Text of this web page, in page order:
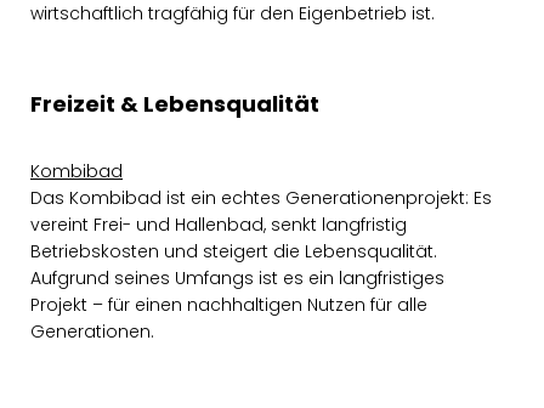
wirtschaftlich tragfähig für den Eigenbetrieb ist.
Freizeit & Lebensqualität
Kombibad
Das Kombibad ist ein echtes Generationenprojekt: Es
vereint Frei- und Hallenbad, senkt langfristig
Betriebskosten und steigert die Lebensqualität.
Aufgrund seines Umfangs ist es ein langfristiges
Projekt – für einen nachhaltigen Nutzen für alle
Generationen.